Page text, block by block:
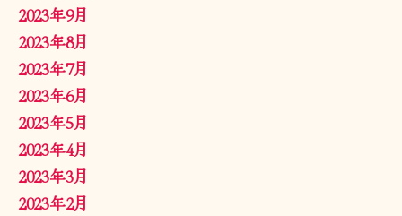
2023年9月
2023年8月
2023年7月
2023年6月
2023年5月
2023年4月
2023年3月
2023年2月